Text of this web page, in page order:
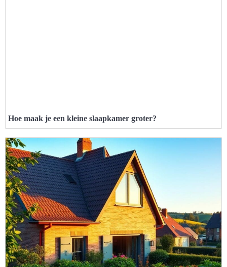
Hoe maak je een kleine slaapkamer groter?